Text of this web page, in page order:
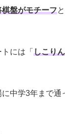
棋盤がモチーフと
には「 しこりん
中学3年まで通